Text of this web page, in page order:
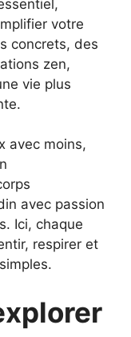
votre
concrets, des
zen,
vie plus
avec moins,
avec passion
Ici, chaque
respirer et